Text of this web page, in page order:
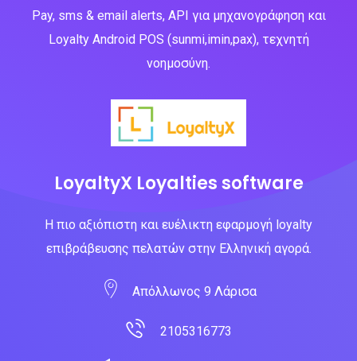
Pay, sms & email alerts, API για μηχανογράφηση και
Loyalty Android POS (sunmi,imin,pax), τεχνητή
νοημοσύνη.
LoyaltyX Loyalties software
Η πιο αξιόπιστη και ευέλικτη εφαρμογή loyalty
επιβράβευσης πελατών στην Ελληνική αγορά.
Απόλλωνος 9 Λάρισα
2105316773